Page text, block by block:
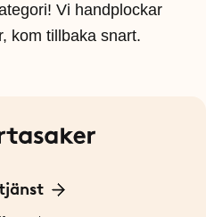
Vi handplockar
kom tillbaka snart.